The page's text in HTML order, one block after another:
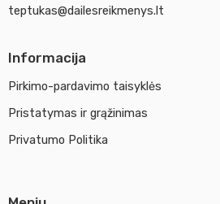
teptukas@dailesreikmenys.lt
Informacija
Pirkimo-pardavimo taisyklės
Pristatymas ir grąžinimas
Privatumo Politika